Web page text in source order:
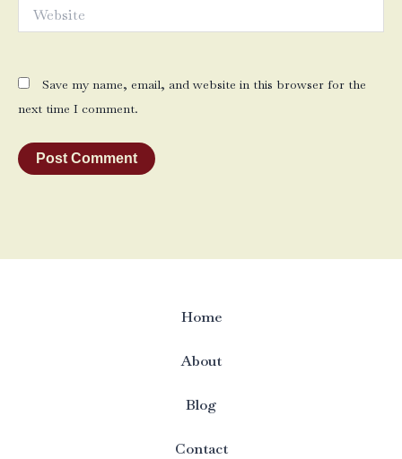
Save my name, email, and website in this browser for the
next time I comment.
Home
About
Blog
Contact